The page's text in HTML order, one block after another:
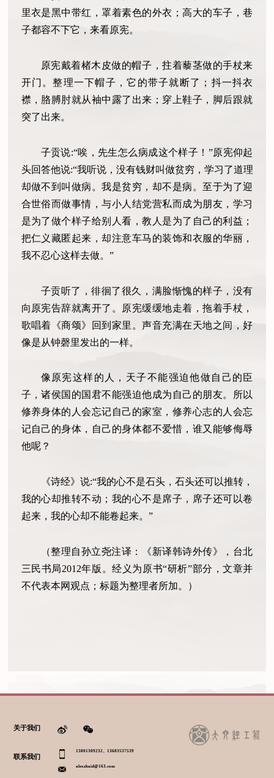
里衣是黑中带红，罩着素色的外衣；高大的车子，巷
子都容不下它，来看原宪。
原宪戴着楮木皮做的帽子，拄着藜茎做的手杖来
开门。整理一下帽子，它的带子就断了；抖一抖衣
襟，胳膊肘就从袖中露了出来；穿上鞋子，脚后跟就
突了出来。
子贡说:“唉，先生怎么病成这个样子！”原宪仰起
头回答他说:“我听说，没有钱财叫做贫穷，学习了道理
却做不到叫做病。我是贫穷，却不是病。至于为了迎
合世俗而做事情，与小人结党营私而成为朋友，学习
是为了做个样子给别人看，教人是为了自己的利益；
把仁义藏匿起来，却注意车马的装饰和衣服的华丽，
我不忍心这样去做。”
子贡听了，徘徊了很久，满脸惭愧的样子，没有
向原宪告辞就离开了。原宪缓缓地走着，拖着手杖，
歌唱着《商颂》回到家里。声音充满在天地之间，好
像是从钟磬里发出的一样。
像原宪这样的人，天子不能强迫他做自己的臣
子，诸侯国的国君不能强迫他成为自己的朋友。所以
修养身体的人会忘记自己的家室，修养心志的人会忘
记自己的身体，自己的身体都不爱惜，谁又能够侮辱
他呢？
《诗经》说:“我的心不是石头，石头还可以推转，
我的心却推转不动；我的心不是席子，席子还可以卷
起来，我的心却不能卷起来。”
（整理自孙立尧注译：《新译韩诗外传》，台北
三民书局2012年版。经义为原书“研析”部分，文章并
不代表本网观点；标题为整理者所加。）
关于我们
联系我们
13801309232、13683537539
alexzhaid@163.com